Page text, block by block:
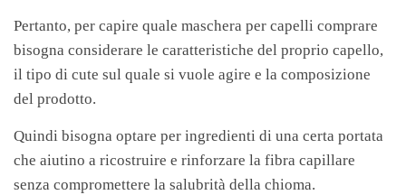
Pertanto, per capire quale maschera per capelli comprare
bisogna considerare le caratteristiche del proprio capello,
il tipo di cute sul quale si vuole agire e la composizione
del prodotto.
Quindi bisogna optare per ingredienti di una certa portata
che aiutino a ricostruire e rinforzare la fibra capillare
senza compromettere la salubrità della chioma.